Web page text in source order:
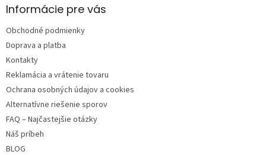
ä
e
Informácie pre vás
Obchodné podmienky
Doprava a platba
Kontakty
Reklamácia a vrátenie tovaru
Ochrana osobných údajov a cookies
Alternatívne riešenie sporov
FAQ – Najčastejšie otázky
Náš príbeh
BLOG